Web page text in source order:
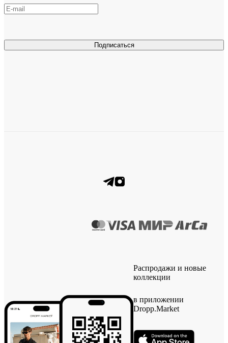
Подписаться
Распродажи и новые
коллекции
в приложении
Dropp.Market